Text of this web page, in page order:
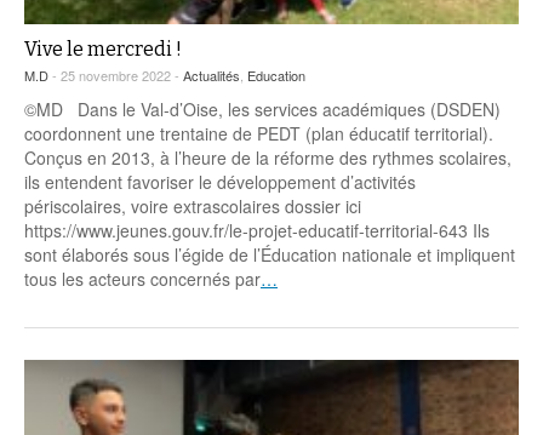
Vive le mercredi !
M.D- 25 novembre 2022 - Actualités Education
©MD Dans le Val-d’Oise, les services académiques (DSDEN)
coordonnent une trentaine de PEDT (plan éducatif territorial).
Conçus en 2013, à l’heure de la réforme des rythmes scolaires,
ils entendent favoriser le développement d’activités
périscolaires, voire extrascolaires dossier ici
https://www.jeunes.gouv.fr/le-projet-educatif-territorial-643 Ils
sont élaborés sous l’égide de l’Éducation nationale et impliquent
tous les acteurs concernés par…